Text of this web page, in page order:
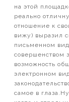
на этой
реально
отношение к
вижу) выразил
письменном
совершенством
возможность
электронном
самое в